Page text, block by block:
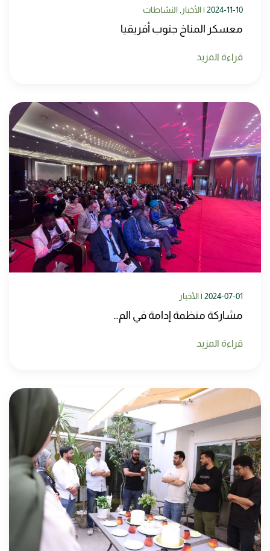
2024-11-10
| الأخبار,النشاطات
معسكر المناخ جنوب أفريقيا
قراءة المزيد
2024-07-01
| الأخبار
مشاركة منظمة إدامة في الم…
قراءة المزيد